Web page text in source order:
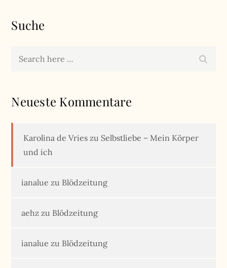
Suche
Neueste Kommentare
Karolina de Vries zu Selbstliebe – Mein Körper
und ich
ianalue zu Blödzeitung
aehz zu Blödzeitung
ianalue zu Blödzeitung